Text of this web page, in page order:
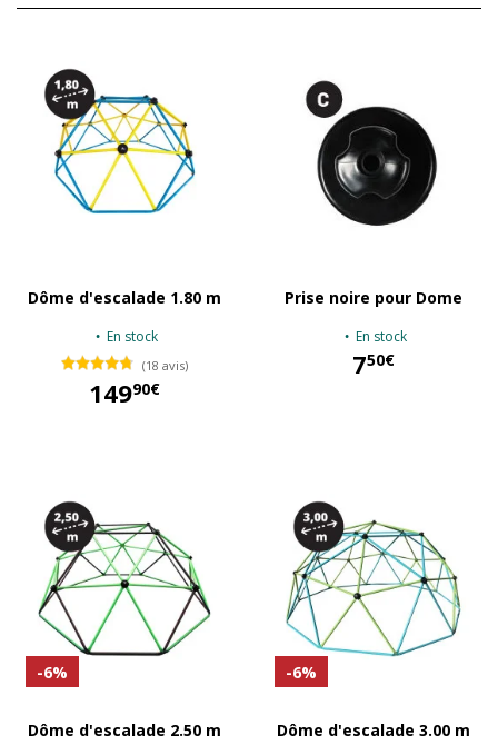
Dôme d'escalade 1.80 m
En stock
(18 avis)
14990€
Prise noire pour Dome
En stock
750€
-6%
Dôme d'escalade 2.50 m
-6%
Dôme d'escalade 3.00 m